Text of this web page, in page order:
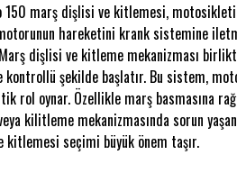
150 marş dişlisi ve kitlemesi,
hareketini krank sistemine
dişlisi ve kitleme mekanizması
şekilde başlatır. Bu sistem,
rol oynar. Özellikle marş basmasına
kilitleme mekanizmasında sorun
kitlemesi seçimi büyük önem taşır.